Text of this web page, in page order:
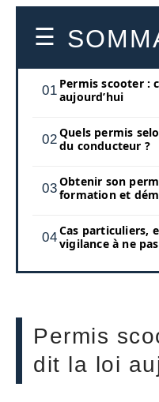
Permis scooter :
aujourd’hui
Quels permis
du conducteur ?
Obtenir son
formation et
Cas particuliers,
vigilance à ne
Permis
dit la loi